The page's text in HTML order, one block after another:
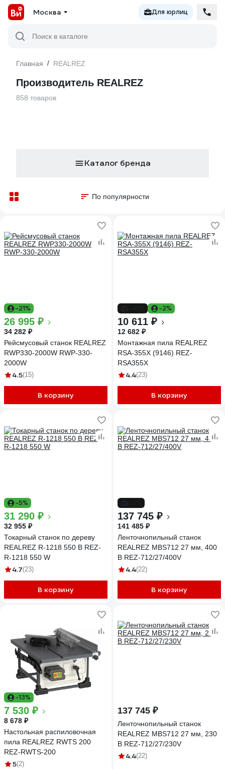
Москва Для юрлиц
Поиск в каталоге
Главная / REALREZ
Производитель REALREZ
858 товаров
Каталог бренда
По популярности
-21%
26 995 ₽
34 282 ₽
Рейсмусовый станок REALREZ
RWP330-2000W RWP-330-
2000W
4.5(15)
В корзину
-2%
10 611 ₽
12 682 ₽
Монтажная пила REALREZ
RSA-355X (9146) REZ-
RSA355X
4.4(23)
В корзину
-5%
31 290 ₽
32 955 ₽
Токарный станок по дереву
REALREZ R-1218 550 В REZ-
R-1218 550 W
4.7(23)
В корзину
137 745 ₽
141 485 ₽
Ленточнопильный станок
REALREZ MBS712 27 мм, 400
В REZ-712/27/400V
4.4(22)
В корзину
-13%
7 530 ₽
8 678 ₽
Настольная распиловочная
пила REALREZ RWTS 200
REZ-RWTS-200
5(2)
137 745 ₽
Ленточнопильный станок
REALREZ MBS712 27 мм, 230
В REZ-712/27/230V
4.4(22)